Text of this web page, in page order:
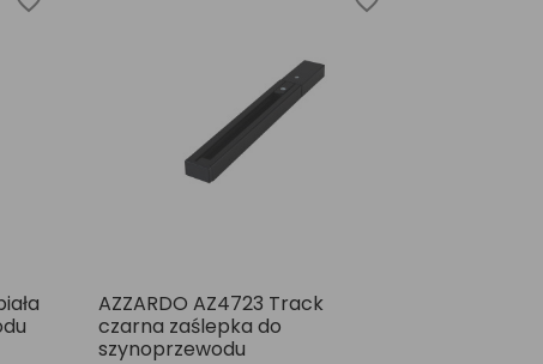
AZZARDO AZ4723 Track
czarna zaślepka do
szynoprzewodu